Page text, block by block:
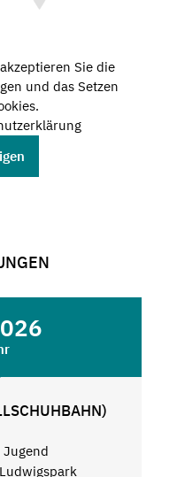
Sie die
und das Setzen